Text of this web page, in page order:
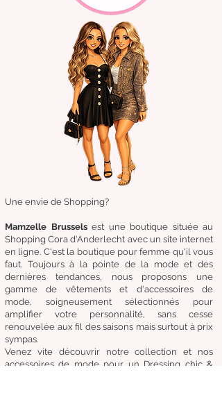
Une envie de Shopping?
Mamzelle Brussels est une boutique située au
Shopping Cora d'Anderlecht avec un site internet
en ligne. C'est la boutique pour femme qu'il vous
faut. Toujours à la pointe de la mode et des
dernières tendances, nous proposons une
gamme de vêtementset d'accessoires de
mode,
soigneusementsélectionnés pour
amplifier votre personnalité, sans cesse
renouvelée aux fil des saisons mais surtout à prix
sympas.
Venez vite découvrirnotre collection et nos
accessoires de mode pour un Dressing chic &